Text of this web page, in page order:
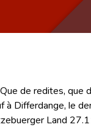
de redites, que
à Differdange, le
Land